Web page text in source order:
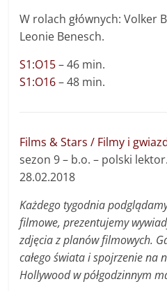
W rolach głównych: Volker
Leonie Benesch.
S1:O15– 46 min.
S1:O16– 48 min.
Films & Stars / Filmy i
sezon 9 – b.o. – polski
28.02.2018
Każdego tygodnia
filmowe, prezentujemy
zdjęcia z planów filmowych.
całego świata i spojrzenie na
Hollywood w półgodzinnym